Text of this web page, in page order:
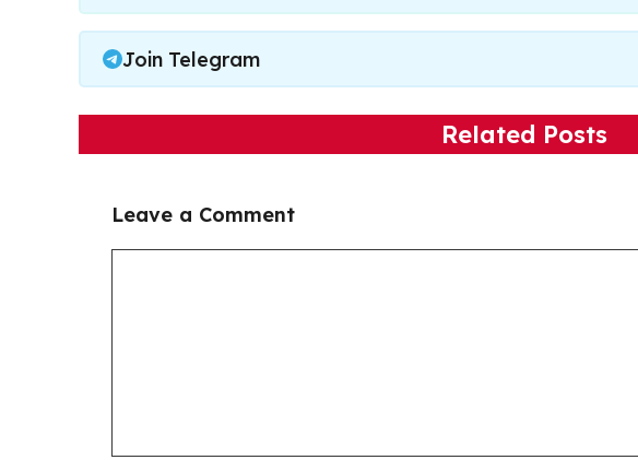
Join Telegram
Related Posts
Leave a Comment